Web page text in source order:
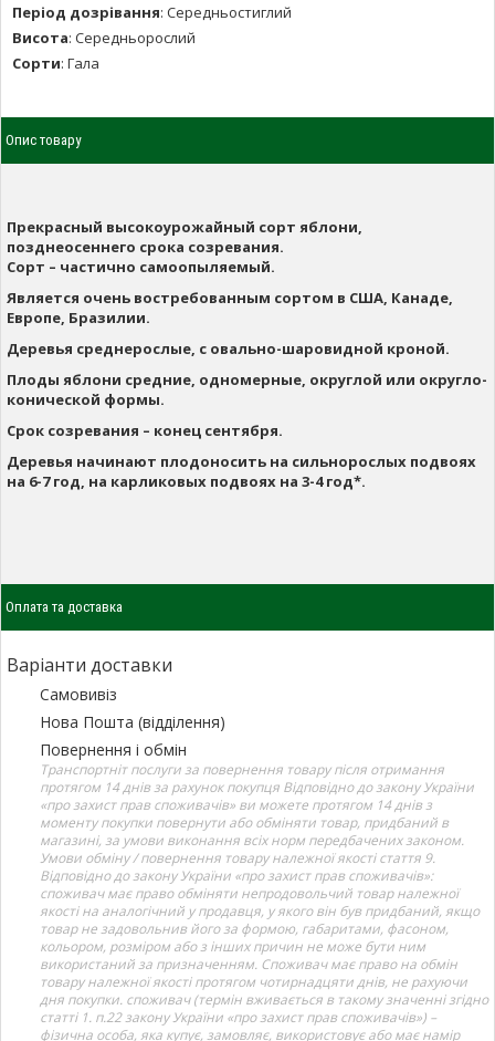
Період дозрівання: Середньостиглий
Висота: Середньорослий
Сорти: Гала
Опис товару
Прекрасный высокоурожайный сорт яблони,
позднеосеннего срока созревания.
Сорт – частично самоопыляемый.
Является очень востребованным сортом в США, Канаде,
Европе, Бразилии.
Деревья среднерослые, с овально-шаровидной кроной.
Плоды яблони средние, одномерные, округлой или округло-
конической формы.
Срок созревания – конец сентября.
Деревья начинают плодоносить на сильнорослых подвоях
на 6-7 год, на карликовых подвоях на 3-4 год*.
Оплата та доставка
Варіанти доставки
Самовивіз
Нова Пошта (відділення)
Повернення і обмін
Транспортніт послуги за повернення товару після отримання
протягом 14 днів за рахунок покупця Відповідно до закону України
«про захист прав споживачів» ви можете протягом 14 днів з
моменту покупки повернути або обміняти товар, придбаний в
магазині, за умови виконання всіх норм передбачених законом.
Умови обміну / повернення товару належної якості стаття 9.
Відповідно до закону України «про захист прав споживачів»:
споживач має право обміняти непродовольчий товар належної
якості на аналогічний у продавця, у якого він був придбаний, якщо
товар не задовольнив його за формою, габаритами, фасоном,
кольором, розміром або з інших причин не може бути ним
використаний за призначенням. Споживач має право на обмін
товару належної якості протягом чотирнадцяти днів, не рахуючи
дня покупки. споживач (термін вживається в такому значенні згідно
статті 1. п.22 закону України «про захист прав споживачів») –
фізична особа, яка купує, замовляє, використовує або має намір